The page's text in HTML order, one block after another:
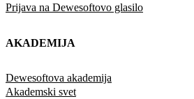
Prijava na Dewesoftovo glasilo
AKADEMIJA
Dewesoftova akademija
Akademski svet